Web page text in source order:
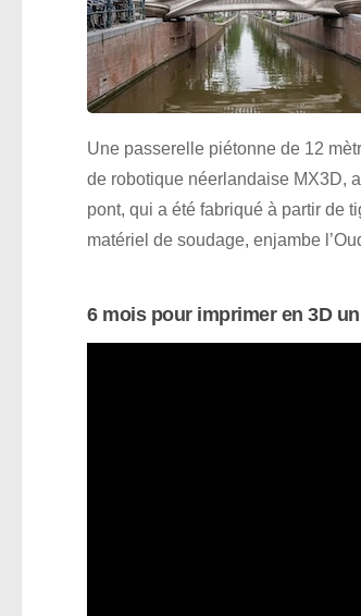
Une passerelle piétonne de 12
de robotique néerlandaise MX3D,
pont, qui a été fabriqué à partir de
matériel de soudage, enjambe
6 mois pour imprimer en 3D